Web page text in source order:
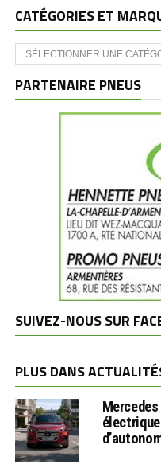
CATÉGORIES ET
Catégories
et
PARTENAIRE PNEUS
SUIVEZ-NOUS SUR
PLUS DANS
Mercedes
électrique